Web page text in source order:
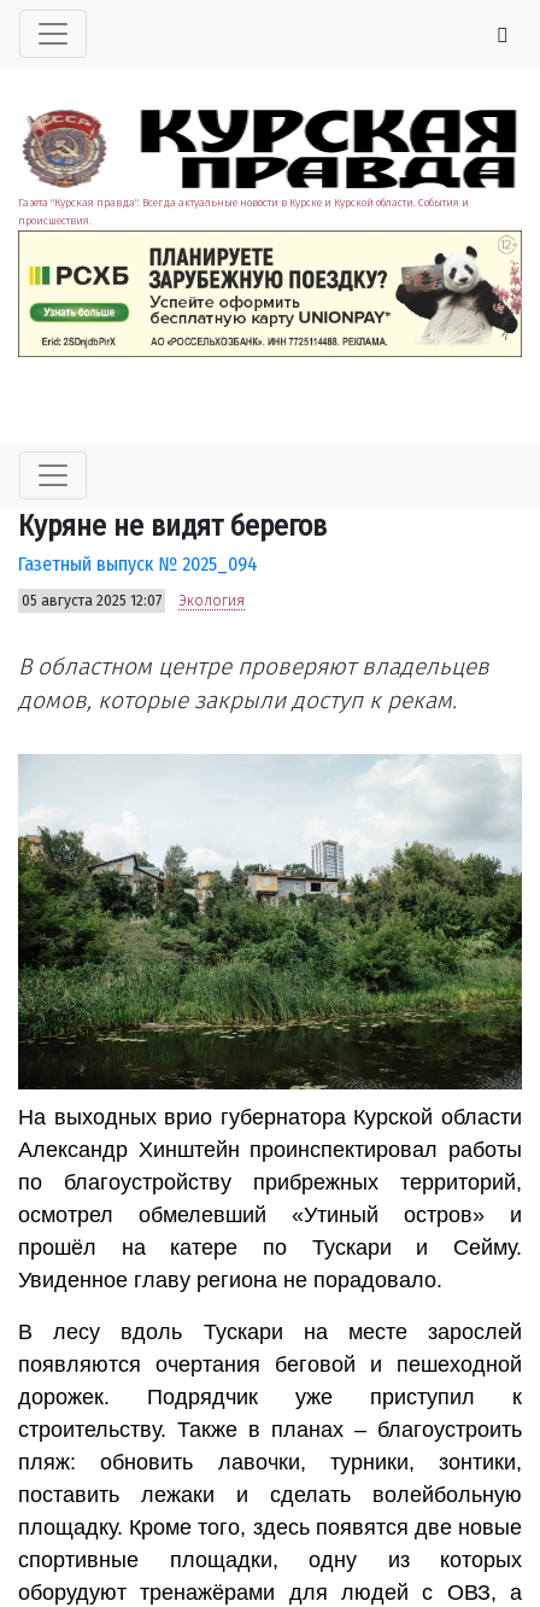
Газета "Курская правда". Всегда актуальные новости в Курске и Курской области. События и
происшествия.
Куряне не видят берегов
Газетный выпуск № 2025_094
05 августа 2025 12:07 Экология
В областном центре проверяют владельцев
домов, которые закрыли доступ к рекам.
На выходных врио губернатора Курской области
Александр Хинштейн проинспектировал работы
по благоустройству прибрежных территорий,
осмотрел обмелевший «Утиный остров» и
прошёл на катере по Тускари и Сейму.
Увиденное главу региона не порадовало.
В лесу вдоль Тускари на месте зарослей
появляются очертания беговой и пешеходной
дорожек. Подрядчик уже приступил к
строительству. Также в планах – благоустроить
пляж: обновить лавочки, турники, зонтики,
поставить лежаки и сделать волейбольную
площадку. Кроме того, здесь появятся две новые
спортивные площадки, одну из которых
оборудуют тренажёрами для людей с ОВЗ, а